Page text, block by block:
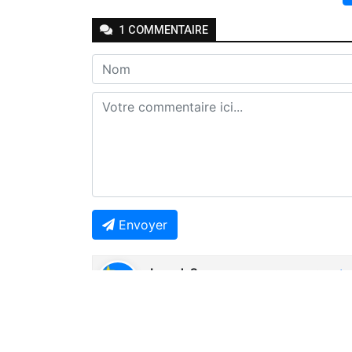
1 COMMENTAIRE
Envoyer
Joseph Seven